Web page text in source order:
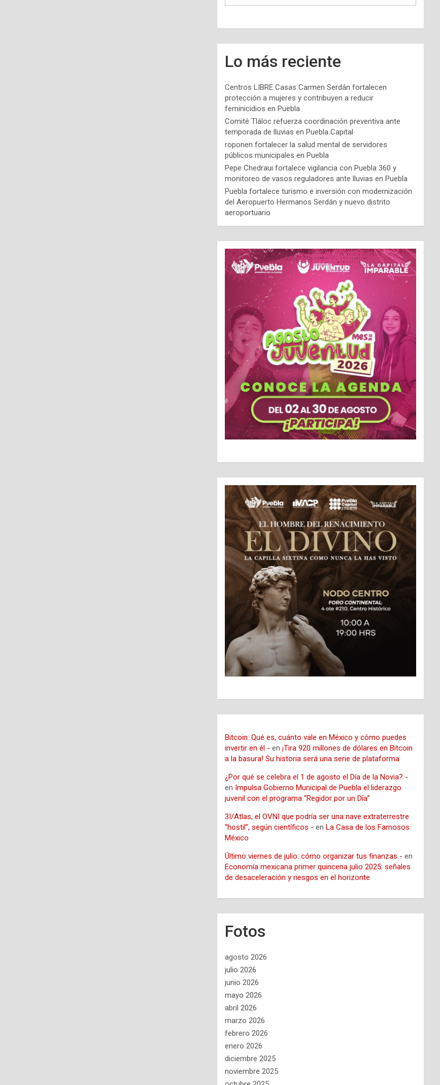
Lo más reciente
Centros LIBRE Casas Carmen Serdán fortalecen
protección a mujeres y contribuyen a reducir
feminicidios en Puebla
Comité Tláloc refuerza coordinación preventiva ante
temporada de lluvias en Puebla Capital
roponen fortalecer la salud mental de servidores
públicos municipales en Puebla
Pepe Chedraui fortalece vigilancia con Puebla 360 y
monitoreo de vasos reguladores ante lluvias en Puebla
Puebla fortalece turismo e inversión con modernización
del Aeropuerto Hermanos Serdán y nuevo distrito
aeroportuario
Bitcoin: Qué es, cuánto vale en México y cómo puedes
invertir en él - en¡Tira 920 millones de dólares en Bitcoin
a la basura! Su historia será una serie de plataforma
¿Por qué se celebra el 1 de agosto el Día de la Novia? -
en Impulsa Gobierno Municipal de Puebla el liderazgo
juvenil con el programa “Regidor por un Día”
3I/Atlas, el OVNI que podría ser una nave extraterrestre
“hostil”, según científicos - enLa Casa de los Famosos
México
Último viernes de julio: cómo organizar tus finanzas - en
Economía mexicana primer quincena julio 2025: señales
de desaceleración y riesgos en el horizonte
Fotos
agosto 2026
julio 2026
junio 2026
mayo 2026
abril 2026
marzo 2026
febrero 2026
enero 2026
diciembre 2025
noviembre 2025